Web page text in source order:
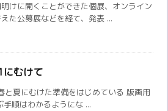
けに開くことができた個展、オンライン
た公募展などを経て、発表 ...
むけて
と夏にむけた準備をはじめている 版画用
手順はわかるようにな ...